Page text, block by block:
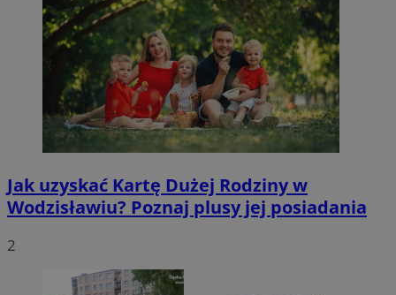
Jak uzyskać Kartę Dużej Rodziny w
Wodzisławiu? Poznaj plusy jej posiadania
2